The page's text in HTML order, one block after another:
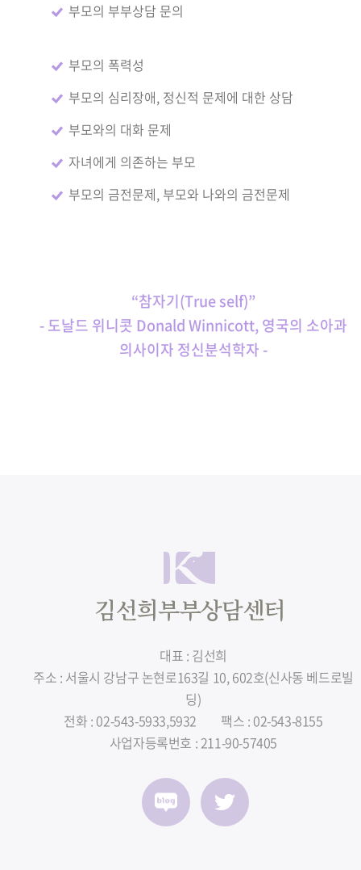
부모의 부부상담 문의
부모의 폭력성
부모의 심리장애, 정신적 문제에 대한 상담
부모와의 대화 문제
자녀에게 의존하는 부모
부모의 금전문제, 부모와 나와의 금전문제
“참자기(True self)”
- 도날드 위니콧 Donald Winnicott, 영국의 소아과
의사이자 정신분석학자 -
대표 : 김선희
주소 : 서울시 강남구 논현로163길 10, 602호(신사동 베드로빌
딩)
전화 : 02-543-5933,5932
팩스 : 02-543-8155
사업자등록번호 : 211-90-57405